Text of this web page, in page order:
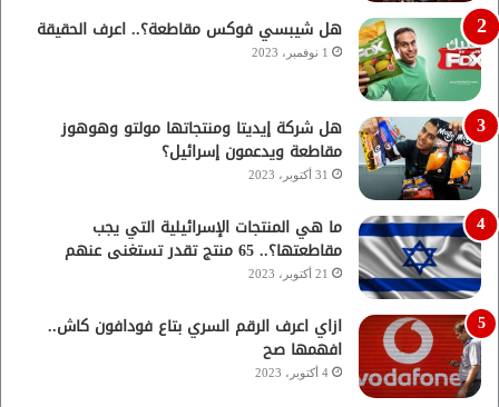
هل شيبسي فوكس مقاطعة؟.. اعرف الحقيقة
1 نوفمبر، 2023
هل شركة إيديتا ومنتجاتها مولتو وهوهوز
مقاطعة ويدعمون إسرائيل؟
31 أكتوبر، 2023
ما هي المنتجات الإسرائيلية التي يجب
مقاطعتها؟.. 65 منتج تقدر تستغنى عنهم
21 أكتوبر، 2023
ازاي اعرف الرقم السري بتاع فودافون كاش..
افهمها صح
4 أكتوبر، 2023